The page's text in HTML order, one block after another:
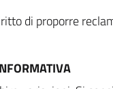
di proporre